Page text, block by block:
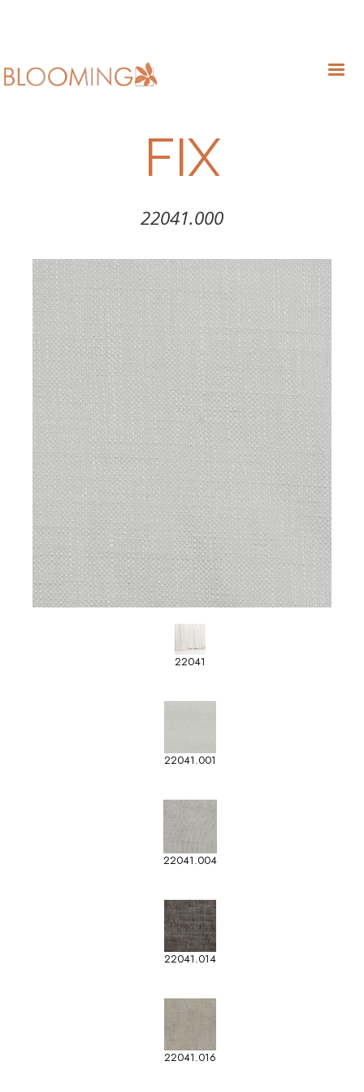
FIX
22041.000
22041
22041.001
22041.004
22041.014
22041.016